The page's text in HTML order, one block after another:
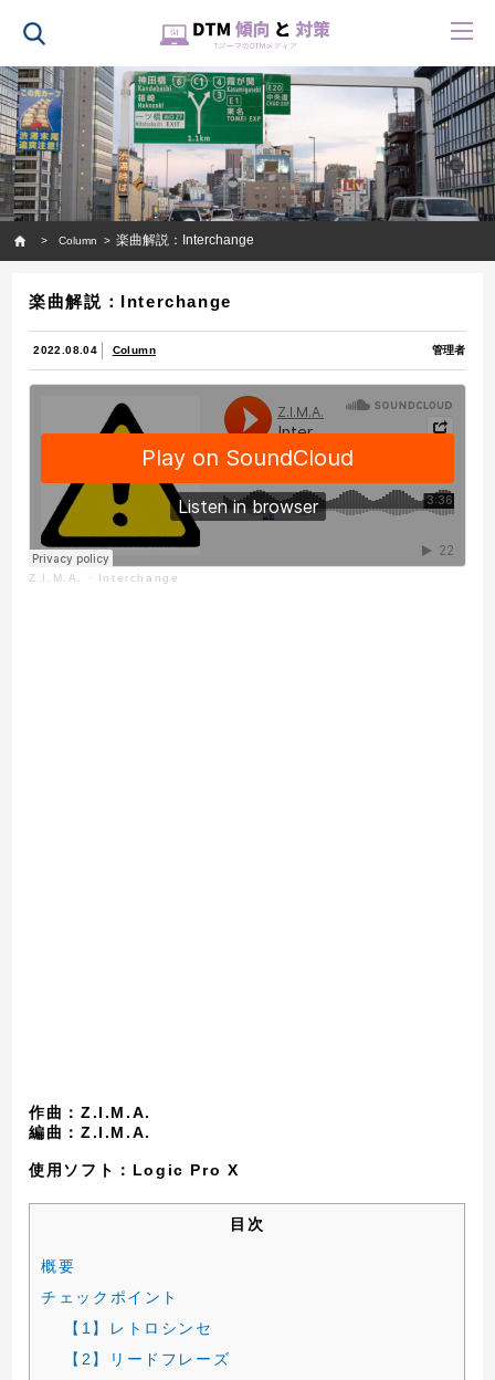
Column
楽曲解説：Interchange
楽曲解説：Interchange
2022.08.04 Column 管理者
Z.I.M.A. · Interchange
作曲：Z.I.M.A.
編曲：Z.I.M.A.
使用ソフト：Logic Pro X
目次
概要
チェックポイント
【1】レトロシンセ
【2】リードフレーズ